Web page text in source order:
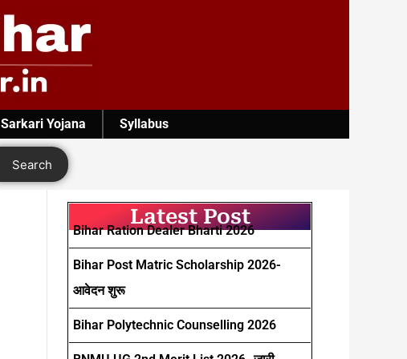
Sarkari Yojana Syllabus
Search
Latest Post
Bihar Ration Dealer Bharti 2026
Bihar Post Matric Scholarship 2026-
आवेदन शुरू
Bihar Polytechnic Counselling 2026